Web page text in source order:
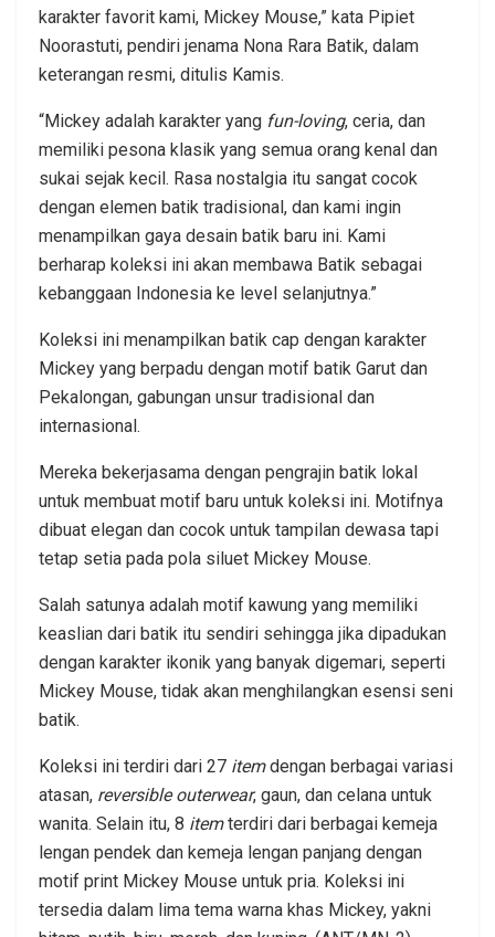
karakter favorit kami, Mickey Mouse,” kata Pipiet
Noorastuti, pendiri jenama Nona Rara Batik, dalam
keterangan resmi, ditulis Kamis.
“Mickey adalah karakter yang fun-loving, ceria, dan
memiliki pesona klasik yang semua orang kenal dan
sukai sejak kecil. Rasa nostalgia itu sangat cocok
dengan elemen batik tradisional, dan kami ingin
menampilkan gaya desain batik baru ini. Kami
berharap koleksi ini akan membawa Batik sebagai
kebanggaan Indonesia ke level selanjutnya.”
Koleksi ini menampilkan batik cap dengan karakter
Mickey yang berpadu dengan motif batik Garut dan
Pekalongan, gabungan unsur tradisional dan
internasional.
Mereka bekerjasama dengan pengrajin batik lokal
untuk membuat motif baru untuk koleksi ini. Motifnya
dibuat elegan dan cocok untuk tampilan dewasa tapi
tetap setia pada pola siluet Mickey Mouse.
Salah satunya adalah motif kawung yang memiliki
keaslian dari batik itu sendiri sehingga jika dipadukan
dengan karakter ikonik yang banyak digemari, seperti
Mickey Mouse, tidak akan menghilangkan esensi seni
batik.
Koleksi ini terdiri dari 27 itemdengan berbagai variasi
atasan, reversible outerwear, gaun, dan celana untuk
wanita. Selain itu, 8 itemterdiri dari berbagai kemeja
lengan pendek dan kemeja lengan panjang dengan
motif print Mickey Mouse untuk pria. Koleksi ini
tersedia dalam lima tema warna khas Mickey, yakni